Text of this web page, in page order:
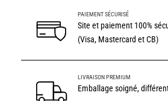
PAIEMENT SÉCURISÉ
Site et paiement 100%
(Visa, Mastercard et CB)
LIVRAISON PREMIUM
Emballage soigné,